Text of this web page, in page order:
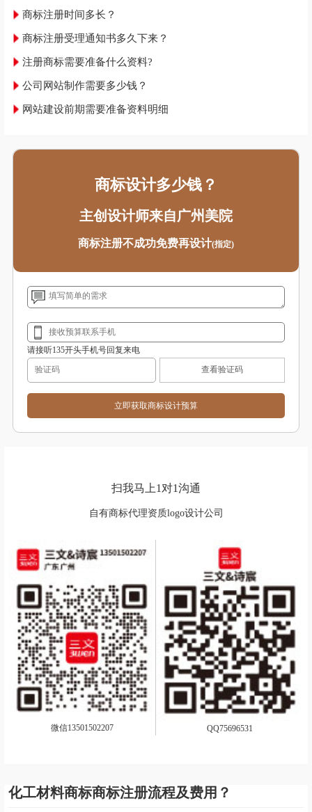
商标注册时间多长？
商标注册受理通知书多久下来？
注册商标需要准备什么资料?
公司网站制作需要多少钱？
网站建设前期需要准备资料明细
商标设计多少钱？
主创设计师来自广州美院
商标注册不成功免费再设计(指定)
请接听135开头手机号回复来电
查看验证码
扫我马上1对1沟通
自有商标代理资质logo设计公司
微信13501502207 QQ75696531
化工材料商标商标注册流程及费用？